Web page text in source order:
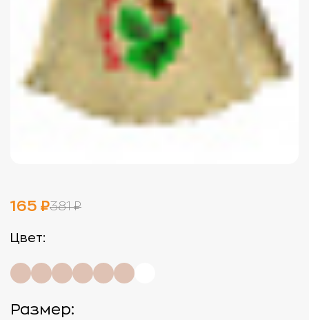
165 ₽381 ₽
Цвет:
Размер: